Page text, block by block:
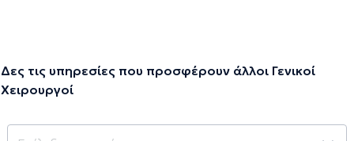
Δες τις υπηρεσίες που προσφέρουν άλλοι Γενικοί
Χειρουργοί